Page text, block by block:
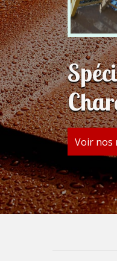
Voir nos